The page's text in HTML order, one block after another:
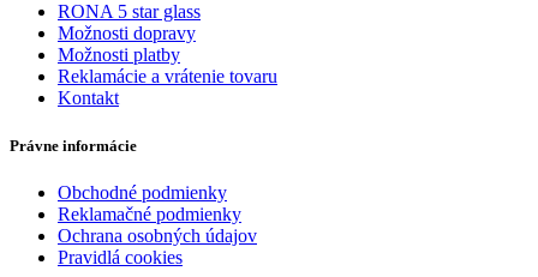
RONA 5 star glass
Možnosti dopravy
Možnosti platby
Reklamácie a vrátenie tovaru
Kontakt
Právne informácie
Obchodné podmienky
Reklamačné podmienky
Ochrana osobných údajov
Pravidlá cookies